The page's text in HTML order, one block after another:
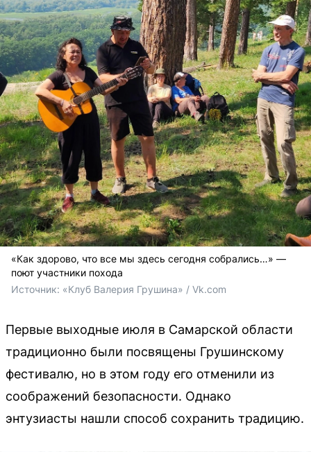
«Как здорово, что все мы здесь сегодня собрались…» —
поют участники похода
Источник: «Клуб Валерия Грушина» / Vk.com
Первые выходные июля в Самарской области
традиционно были посвящены Грушинскому
фестивалю, но в этом году его отменили из
соображений безопасности. Однако
энтузиасты нашли способ сохранить традицию.